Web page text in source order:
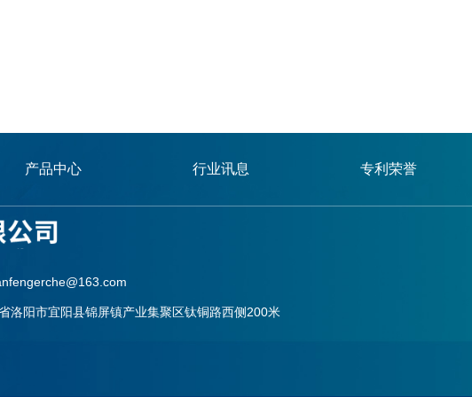
产品中心 行业讯息 专利荣誉
洛阳市宜阳县锦屏镇产业集聚区钛铜路西侧200米